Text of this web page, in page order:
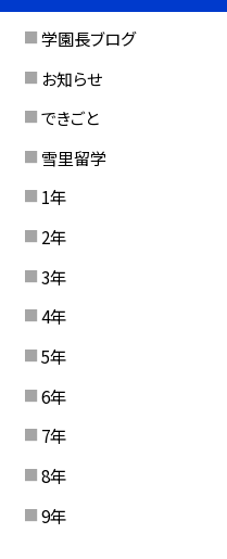
学園長ブログ
お知らせ
できごと
雪里留学
1年
2年
3年
4年
5年
6年
7年
8年
9年